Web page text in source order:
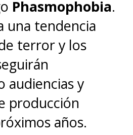
Phasmophobia.
una tendencia
terror y los
audiencias y
producción
años.